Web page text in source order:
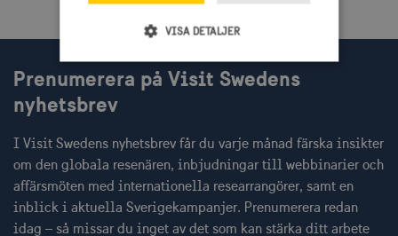
Prenumerera på Visit Swedens
nyhetsbrev
I Visit Swedens nyhetsbrev får du varje månad färska insikter
om den globala resenären, inbjudningar till webbinarier och
affärsmöten med internationella researrangörer, samt en
inblick i aktuella Sverigekampanjer. Prenumerera redan
idag – så missar du inget av det som kan stärka ditt arbete
VISA DETALJER
Strikt nödvändiga cookies tillåter
webbplatsfunktioner som användarinloggning
och kontohantering men bidrar även till en
användas ordentligt utan strikt nödvändiga
cookies.